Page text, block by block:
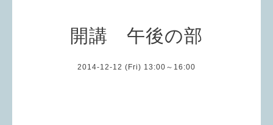
開講 午後の部
2014-12-12 (Fri) 13:00～16:00